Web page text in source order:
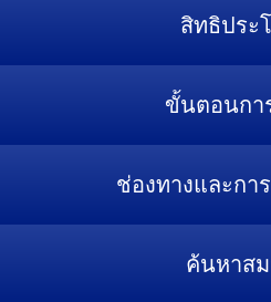
สิทธิประ
ขั้นตอนกา
ช่องทางและกา
ค้นหาส